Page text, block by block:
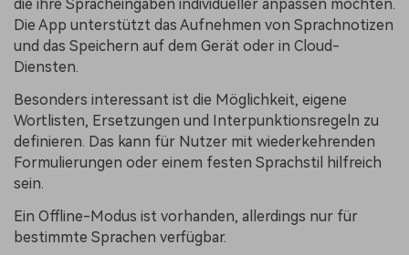
die ihre Spracheingaben individueller anpassen möchten.
Die App unterstützt das Aufnehmen von Sprachnotizen
und das Speichern auf dem Gerät oder in Cloud-
Diensten.
Besonders interessant ist die Möglichkeit, eigene
Wortlisten, Ersetzungen und Interpunktionsregeln zu
definieren. Das kann für Nutzer mit wiederkehrenden
Formulierungen oder einem festen Sprachstil hilfreich
sein.
Ein Offline-Modus ist vorhanden, allerdings nur für
bestimmte Sprachen verfügbar.